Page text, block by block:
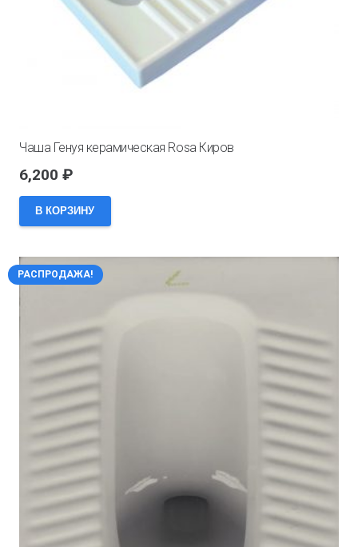
Чаша Генуя керамическая Rosa Киров
6,200 ₽
В КОРЗИНУ
РАСПРОДАЖА!